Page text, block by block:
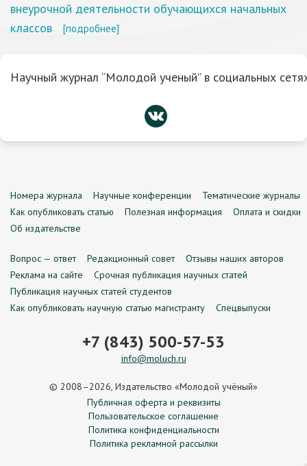
внеурочной деятельности обучающихся начальных
классов
[подробнее]
Научный журнал “Молодой ученый” в социальных
Номера журнала Научные конференции
Тематические журналы
Как опубликовать статью
Полезная информация
Оплата и скидки
Об издательстве
Вопрос — ответ Редакционный совет
Отзывы наших авторов
Реклама на сайте
Срочная публикация научных статей
Публикация научных статей студентов
Как опубликовать научную статью магистранту
Спецвыпуски
+7 (843) 500-57-53
info@moluch.ru
© 2008–2026, Издательство «Молодой учёный»
Публичная оферта и реквизиты
Пользовательское соглашение
Политика конфиденциальности
Политика рекламной рассылки